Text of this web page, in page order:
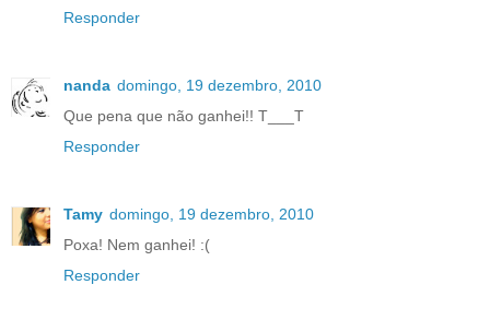
Responder
nanda domingo, 19 dezembro, 2010
Que pena que não ganhei!! T___T
Responder
Tamy domingo, 19 dezembro, 2010
Poxa! Nem ganhei! :(
Responder